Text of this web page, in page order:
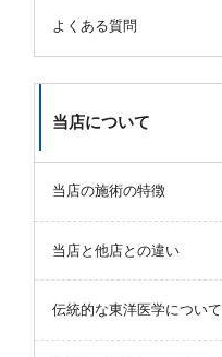
よくある質問
当店について
当店の施術の特徴
当店と他店との違い
伝統的な東洋医学について